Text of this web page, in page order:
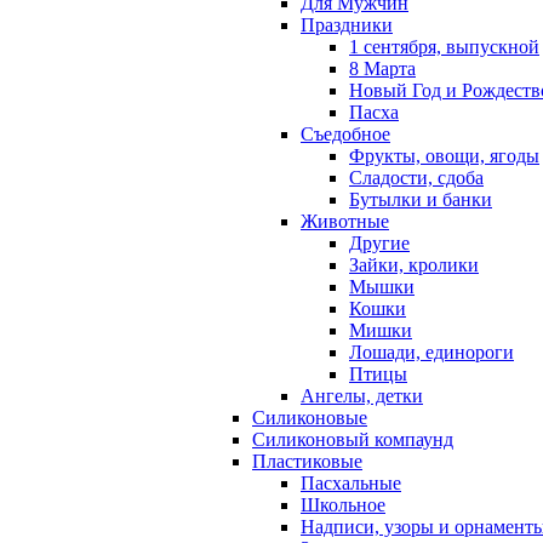
Праздники
1 сентября, выпускной
8 Марта
Новый Год и
Пасха
Съедобное
Фрукты, овощи, ягоды
Сладости, сдоба
Бутылки и банки
Животные
Другие
Зайки, кролики
Мышки
Кошки
Мишки
Лошади, единороги
Птицы
Ангелы, детки
Силиконовые
Силиконовый компаунд
Пластиковые
Пасхальные
Школьное
Надписи, узоры и